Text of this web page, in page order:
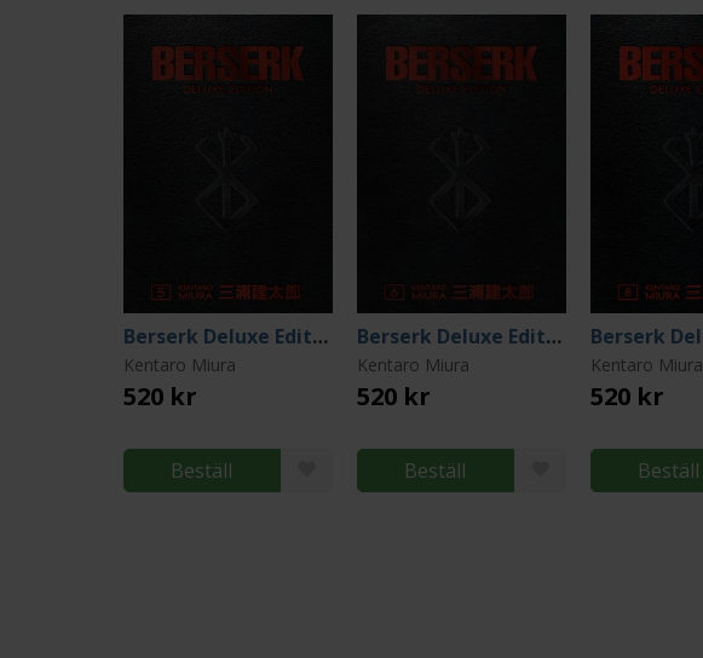
Berserk Deluxe Edition Vol 5
Kentaro Miura
520 kr
Beställ
Berserk Deluxe Edition Vol 6
Kentaro Miura
520 kr
Beställ
Kentaro Miura
520 kr
Beställ